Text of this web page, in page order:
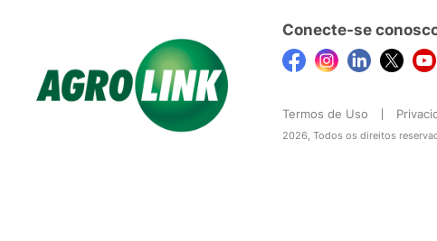
Conecte-se
Termos de Uso
2026, Todos os direitos